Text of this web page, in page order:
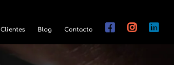
Clientes Blog Contacto